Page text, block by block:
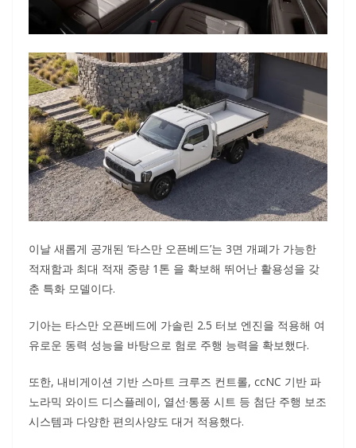
이날 새롭게 공개된 ‘타스만 오픈베드’는 3면 개폐가 가능한
적재함과 최대 적재 중량 1톤 을 확보해 뛰어난 활용성을 갖
춘 특화 모델이다.
기아는 타스만 오픈베드에 가솔린 2.5 터보 엔진을 적용해 여
유로운 동력 성능을 바탕으로 험로 주행 능력을 확보했다.
또한, 내비게이션 기반 스마트 크루즈 컨트롤, ccNC 기반 파
노라믹 와이드 디스플레이, 열선·통풍 시트 등 첨단 주행 보조
시스템과 다양한 편의사양도 대거 적용했다.